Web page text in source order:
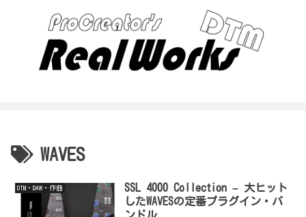
WAVES
DTM・DAW・作曲
SSL 4000 Collection – 大ヒット
したWAVESの定番プラグイン・バ